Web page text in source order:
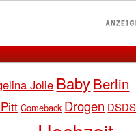
Jolie BabyBerlin
Comeback Drogen DSDS